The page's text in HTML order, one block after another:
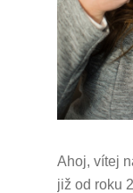
Ahoj, vítej
již od roku